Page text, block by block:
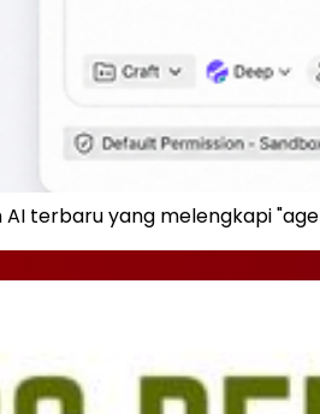
terbaru yang melengkapi